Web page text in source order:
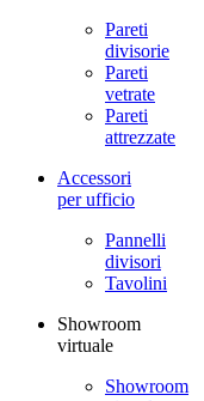
Pareti
divisorie
Pareti
vetrate
Pareti
attrezzate
Accessori
per ufficio
Pannelli
divisori
Tavolini
Showroom
virtuale
Showroom